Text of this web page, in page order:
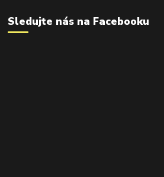
Sledujte nás na Facebooku